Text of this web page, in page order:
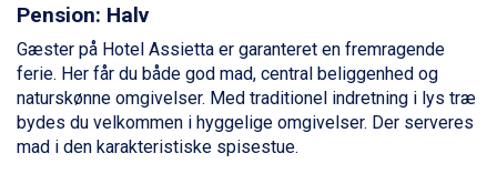
Wagrain fra DKK 4.645
Ischgl fra DKK 7.095
Fieberbrunn fra DKK 6.145
St. Anton fra DKK 7.245
Zell am See fra DKK 4.095
Livigno fra DKK 4.145
Canazei fra DKK 4.745
Pension: Halv
Gæster på Hotel Assietta er garanteret en fremragende
ferie. Her får du både god mad, central beliggenhed og
naturskønne omgivelser. Med traditionel indretning i lys træ
bydes du velkommen i hyggelige omgivelser. Der serveres
mad i den karakteristiske spisestue.